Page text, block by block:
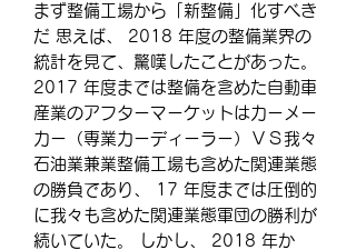
まず整備工場から「新整備」化すべき
だ 思えば、 2018 年度の整備業界の
統計を見て、驚嘆したことがあった。
2017 年度までは整備を含めた自動車
産業のアフターマーケットはカーメー
カー（専業カーディーラー）ＶＳ我々
石油業兼業整備工場も含めた関連業態
の勝負であり、 17 年度までは圧倒的
に我々も含めた関連業態軍団の勝利が
続いていた。 しかし、 2018 年か